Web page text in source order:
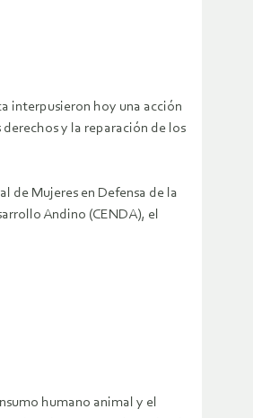
interpusieron hoy una acción
y la reparación de los
de Mujeres en Defensa de la
Andino (CENDA), el
humano animal y el